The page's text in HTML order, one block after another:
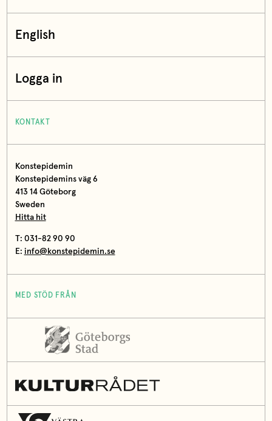
English
Logga in
KONTAKT
Konstepidemin
Konstepidemins väg 6
413 14 Göteborg
Sweden
Hitta hit
T: 031-82 90 90
E: info@konstepidemin.se
MED STÖD FRÅN